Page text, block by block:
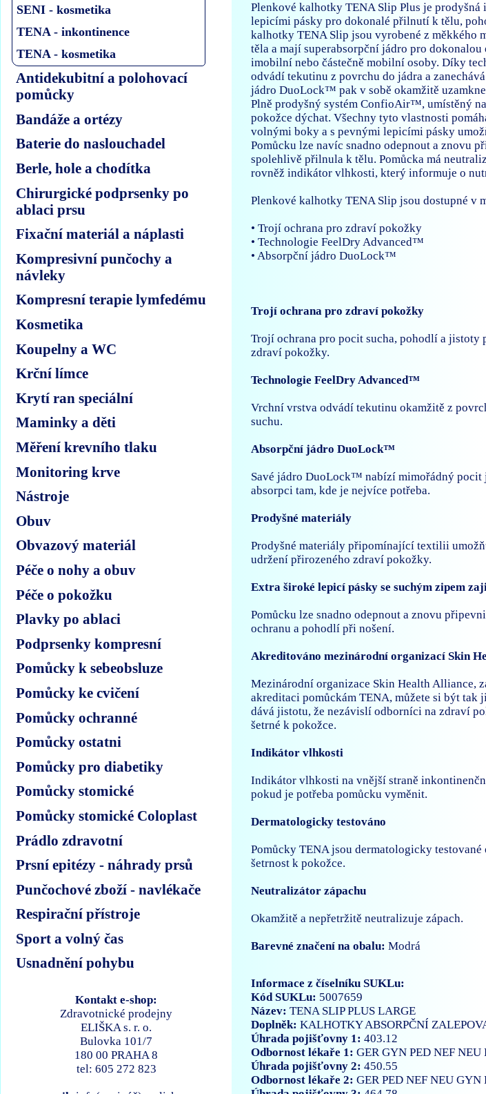
SENI - kosmetika
TENA - inkontinence
TENA - kosmetika
Antidekubitní a polohovací
pomůcky
Bandáže a ortézy
Baterie do naslouchadel
Berle, hole a chodítka
Chirurgické podprsenky po
ablaci prsu
Fixační materiál a náplasti
Kompresivní punčochy a
návleky
Kompresní terapie lymfedému
Kosmetika
Koupelny a WC
Krční límce
Krytí ran speciální
Maminky a děti
Měření krevního tlaku
Monitoring krve
Nástroje
Obuv
Obvazový materiál
Péče o nohy a obuv
Péče o pokožku
Plavky po ablaci
Podprsenky kompresní
Pomůcky k sebeobsluze
Pomůcky ke cvičení
Pomůcky ochranné
Pomůcky ostatni
Pomůcky pro diabetiky
Pomůcky stomické
Pomůcky stomické Coloplast
Prádlo zdravotní
Prsní epitézy - náhrady prsů
Punčochové zboží - navlékače
Respirační přístroje
Sport a volný čas
Usnadnění pohybu
Kontakt e-shop:
Zdravotnické prodejny
ELIŠKA s. r. o.
Bulovka 101/7
180 00 PRAHA 8
tel: 605 272 823
Plenkové kalhotky TENA Slip Plus je
lepicími pásky pro dokonalé přilnutí k tělu,
kalhotky TENA Slip jsou vyrobené z
těla a mají superabsorpční jádro pro
imobilní nebo částečně mobilní osoby. Díky
odvádí tekutinu z povrchu do jádra a
jádro DuoLock™ pak v sobě okamžitě
Plně prodyšný systém ConfioAir™, umístěný
pokožce dýchat. Všechny tyto vlastnosti
volnými boky a s pevnými lepicími pásky
Pomůcku lze navíc snadno odepnout a znovu
spolehlivě přilnula k tělu. Pomůcka má
rovněž indikátor vlhkosti, který informuje o
Plenkové kalhotky TENA Slip jsou dostupné v
• Trojí ochrana pro zdraví pokožky
• Technologie FeelDry Advanced™
• Absorpční jádro DuoLock™
Trojí ochrana pro zdraví pokožky
Trojí ochrana pro pocit sucha, pohodlí a
zdraví pokožky.
Technologie FeelDry Advanced™
Vrchní vrstva odvádí tekutinu okamžitě z
suchu.
Absorpční jádro DuoLock™
Savé jádro DuoLock™ nabízí mimořádný
absorpci tam, kde je nejvíce potřeba.
Prodyšné materiály
Prodyšné materiály připomínající textilii
udržení přirozeného zdraví pokožky.
Extra široké lepicí pásky se suchým zipem
Pomůcku lze snadno odepnout a znovu
ochranu a pohodlí při nošení.
Akreditováno mezinárodní organizací Skin
Mezinárodní organizace Skin Health Alliance,
akreditaci pomůckám TENA, můžete si být tak
dává jistotu, že nezávislí odborníci na zdraví
šetrné k pokožce.
Indikátor vlhkosti
Indikátor vlhkosti na vnější straně
pokud je potřeba pomůcku vyměnit.
Dermatologicky testováno
Pomůcky TENA jsou dermatologicky
šetrnost k pokožce.
Neutralizátor zápachu
Okamžitě a nepřetržitě neutralizuje zápach.
Barevné značení na obalu: Modrá
Informace z číselníku SUKLu:
Kód SUKLu: 5007659
Název: TENA SLIP PLUS LARGE
Doplněk: KALHOTKY ABSORPČNÍ
Úhrada pojišťovny 1: 403.12
Odbornost lékaře 1: GERGYN PED NEF NEU
Úhrada pojišťovny 2: 450.55
Odbornost lékaře 2: GERPED NEF NEU GYN